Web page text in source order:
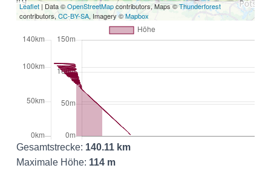
Leaflet | Data ©OpenStreetMapcontributors, Maps ©Thunderforest
contributors, CC-BY-SA, Imagery ©Mapbox
Gesamtstrecke: 140.11 km
Maximale Höhe: 114 m